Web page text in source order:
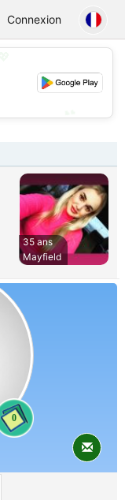
Connexion
35 ans
Mayfield
0